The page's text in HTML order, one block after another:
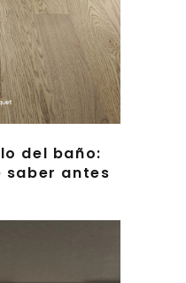
del baño:
saber antes